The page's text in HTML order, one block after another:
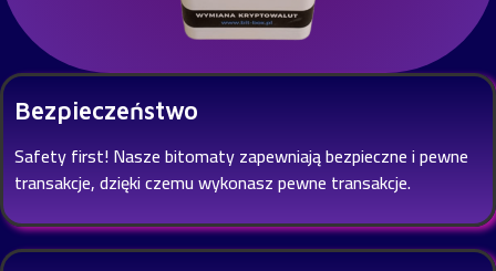
Bezpieczeństwo
Safety first! Nasze bitomaty zapewniają bezpieczne i pewne
transakcje, dzięki czemu wykonasz pewne transakcje.